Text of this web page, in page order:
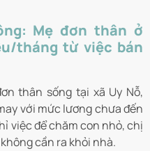
Mẹ đơn thân ở
tháng từ việc bán
thân sống tại xã Uy Nỗ,
với mức lương chưa đến
việc để chăm con nhỏ, chị
cần ra khỏi nhà.